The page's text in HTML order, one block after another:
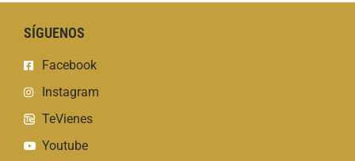
SÍGUENOS
Facebook
Instagram
TeVienes
Youtube